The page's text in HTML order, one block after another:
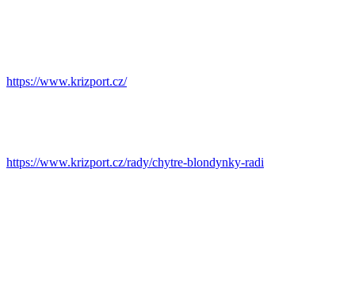
https://www.krizport.cz/
https://www.krizport.cz/rady/chytre-blondynky-radi